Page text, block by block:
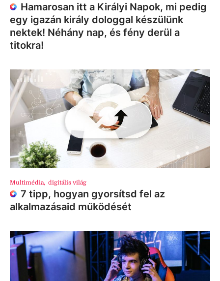
Hamarosan itt a Királyi Napok, mi pedig
egy igazán király dologgal készülünk
nektek! Néhány nap, és fény derül a
titokra!
Multimédia, digitális világ
7 tipp, hogyan gyorsítsd fel az
alkalmazásaid működését